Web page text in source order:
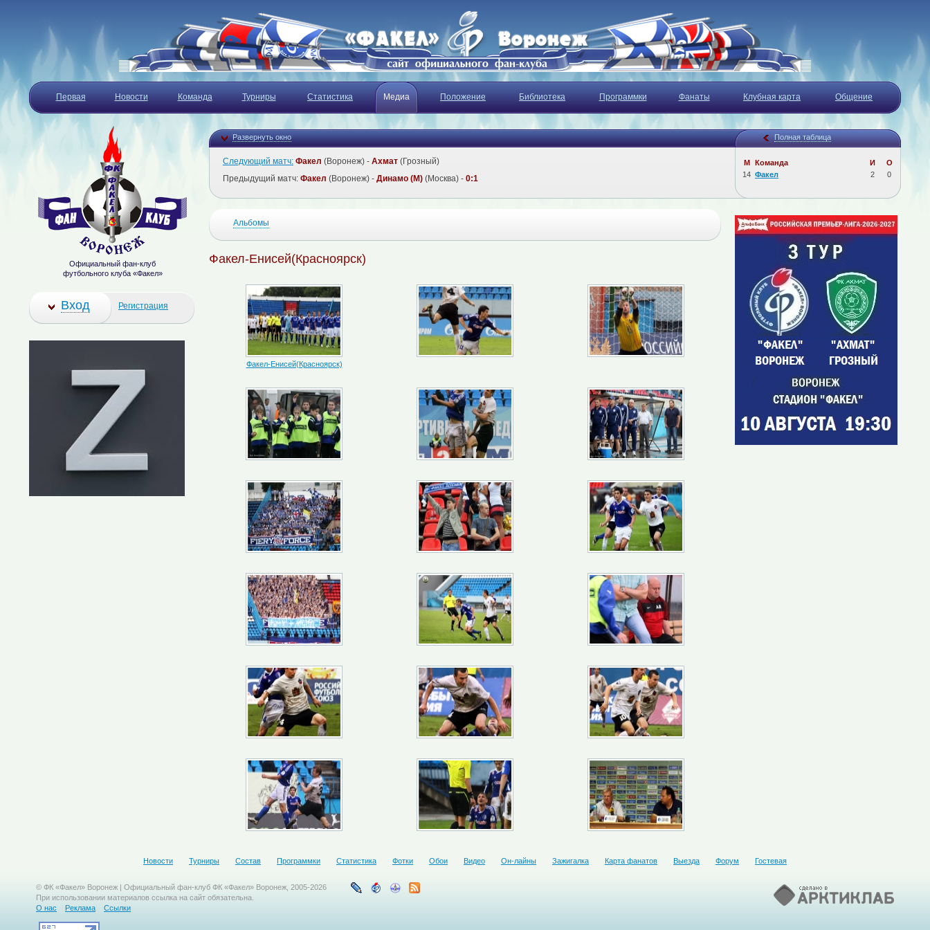
Первая Новости Команда Турниры Статистика Медиа Положение Библиотека Программки Фанаты Клубная карта Общение
Развернуть окно Полная таблица
М Команда И
О
14 Факел 2 0
Следующий матч: Факел (Воронеж) - Ахмат (Грозный)
Предыдущий матч: Факел (Воронеж) - Динамо (М) (Москва) - 0:1
Альбомы
Факел-Енисей(Красноярск)
Факел-Енисей(Красноярск)
Официальный фан-клуб
футбольного клуба «Факел»
Вход Регистрация
Новости Турниры Состав Программки Статистика Фотки Обои Видео Он-лайны Зажигалка Карта фанатов Выезда Форум Гостевая
© ФК «Факел» Воронеж | Официальный фан-клуб ФК «Факел» Воронеж, 2005-2026
При использовании материалов ссылка на сайт обязательна.
О нас
Реклама Ссылки